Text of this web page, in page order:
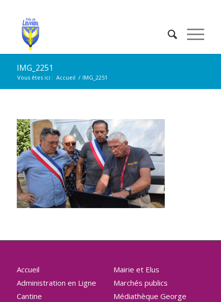
IMG_2251
Vous êtes ici : Accueil / IMG_2251
Accueil
Administration en Ligne
Cantine
Mairie et Elus
Marchés publics
Médiathèque George